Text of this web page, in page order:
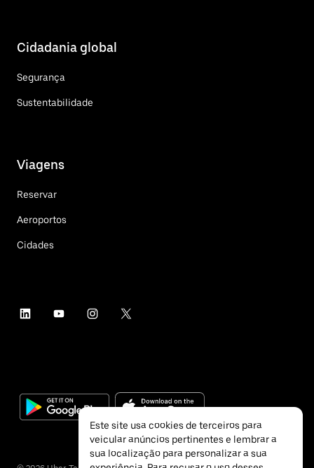
Cidadania global
Segurança
Sustentabilidade
Viagens
Reservar
Aeroportos
Cidades
Este site usa cookies de terceiros para
veicular anúncios pertinentes e lembrar a
sua localização para personalizar a sua